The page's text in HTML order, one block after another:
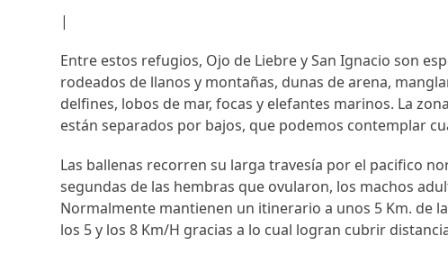
|
Entre estos refugios, Ojo de Liebre y San Ignacio son
rodeados de llanos y montañas, dunas de arena,
delfines, lobos de mar, focas y elefantes marinos. La
están separados por bajos, que podemos contemplar
Las ballenas recorren su larga travesía por el pacifico
segundas de las hembras que ovularon, los machos
Normalmente mantienen un itinerario a unos 5 Km. de
los 5 y los 8 Km/H gracias a lo cual logran cubrir